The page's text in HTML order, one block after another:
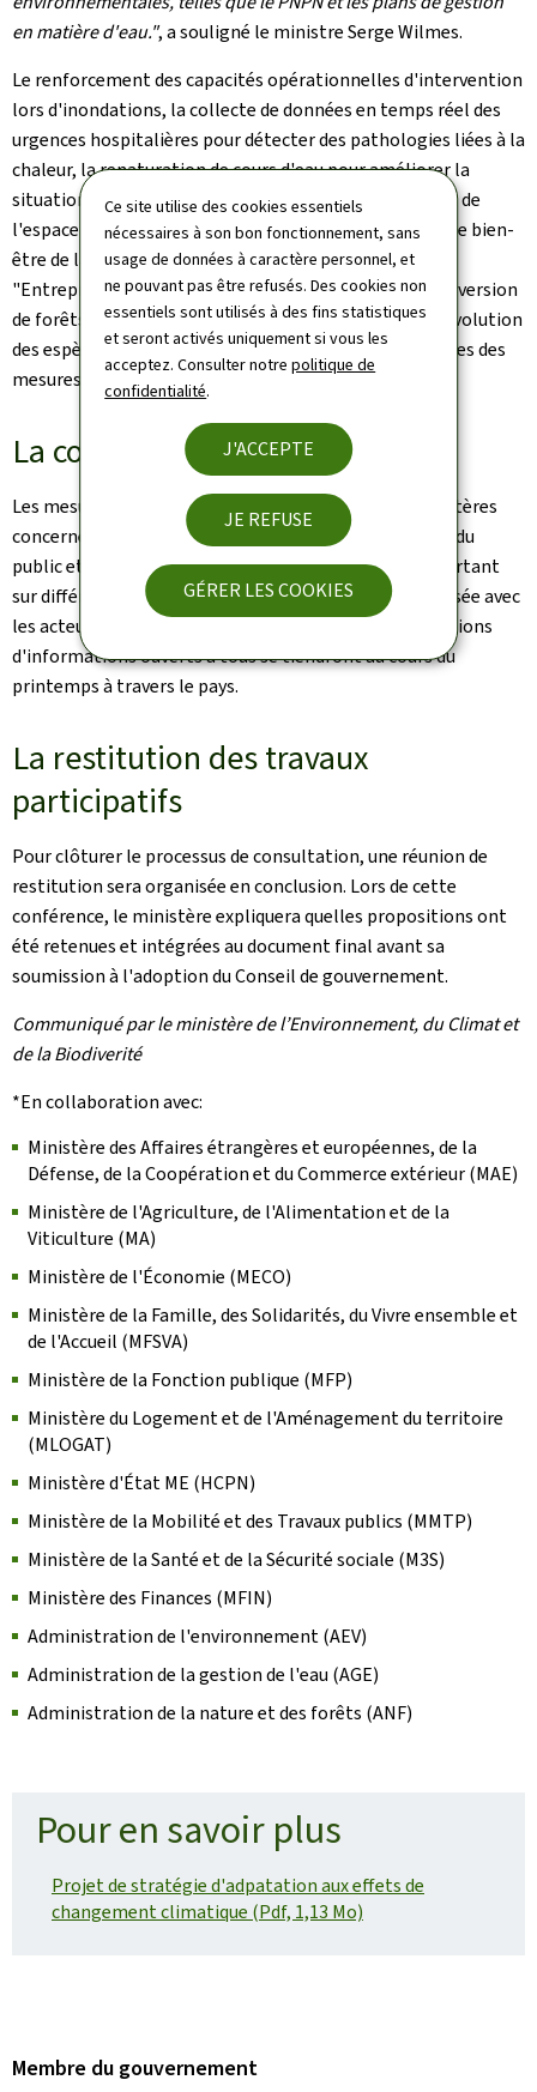
Ce site utilise des cookies essentiels
nécessaires à son bon fonctionnement, sans
usage de données à caractère personnel, et
ne pouvant pas être refusés. Des cookies non
essentiels sont utilisés à des fins statistiques
et seront activés uniquement si vous les
acceptez. Consulter notrepolitique de
confidentialité.
J'ACCEPTE
JE REFUSE
GÉRER LES COOKIES
en matière d'eau.",a souligné le ministre Serge Wilmes.
Le renforcement des capacités opérationnelles d'intervention
lors d'inondations, la collecte de données en temps réel des
urgences hospitalières pour détecter des pathologies liées à la
chaleur, la renaturation de cours d'eau pour améliorer la
situation face au risque d'inondation, la végétalisation de
l'espace public pour limiter l'impact des canicules sur le bien-
être de la population, la promotion d'une approche
"Entreprises contre le changement climatique", la conversion
de forêts non adaptées ou encore la surveillance de l'évolution
des espèces exotiques envahissantes sont quelques-unes des
mesures concrètes prévues dans le projet de stratégie.
La consultation du public
Les mesures proposées en concertation avec les ministères
concernés, seront désormais soumises à consultation du
public et des parties prenantes. Une série d'ateliers portant
sur différents axes thématiques est également organisée avec
les acteurs publics et privés. De plus, cinq ateliers/réunions
d'informations ouverts à tous se tiendront au cours du
printemps à travers le pays.
La restitution des travaux
participatifs
Pour clôturer le processus de consultation, une réunion de
restitution sera organisée en conclusion. Lors de cette
conférence, le ministère expliquera quelles propositions ont
été retenues et intégrées au document final avant sa
soumission à l'adoption du Conseil de gouvernement.
Communiqué par le ministère de l’Environnement, du Climat et
de la Biodiverité
*En collaboration avec:
Ministère des Affaires étrangères et européennes, de la
Défense, de la Coopération et du Commerce extérieur (MAE)
Ministère de l'Agriculture, de l'Alimentation et de la
Viticulture (MA)
Ministère de l'Économie (MECO)
Ministère de la Famille, des Solidarités, du Vivre ensemble et
de l'Accueil (MFSVA)
Ministère de la Fonction publique (MFP)
Ministère du Logement et de l'Aménagement du territoire
(MLOGAT)
Ministère d'État ME (HCPN)
Ministère de la Mobilité et des Travaux publics (MMTP)
Ministère de la Santé et de la Sécurité sociale (M3S)
Ministère des Finances (MFIN)
Administration de l'environnement (AEV)
Administration de la gestion de l'eau (AGE)
Administration de la nature et des forêts (ANF)
Pour en savoir plus
Projet de stratégie d'adpatation aux effets de
changement climatique (Pdf, 1,13 Mo)
Membre du gouvernement